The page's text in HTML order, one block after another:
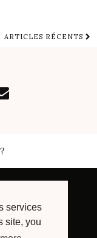
services
site, you
ARTICLES RÉCENTS